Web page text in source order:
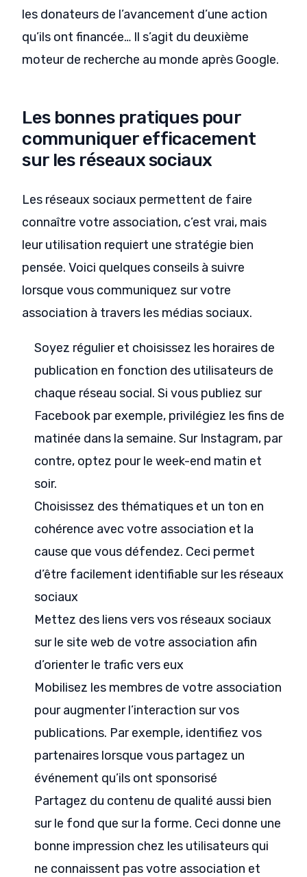
les donateurs de l’avancement d’une action
qu’ils ont financée… Il s’agit du deuxième
moteur de recherche au monde après Google.
Les bonnes pratiques pour
communiquer efficacement
sur les réseaux sociaux
Les réseaux sociaux permettent de faire
connaître votre association, c’est vrai, mais
leur utilisation requiert une stratégie bien
pensée. Voici quelques conseils à suivre
lorsque vous communiquez sur votre
association à travers les médias sociaux.
Soyez régulier et choisissez les horaires de
publication en fonction des utilisateurs de
chaque réseau social. Si vous publiez sur
Facebook par exemple, privilégiez les fins de
matinée dans la semaine. Sur Instagram, par
contre, optez pour le week-end matin et
soir.
Choisissez des thématiques et un ton en
cohérence avec votre association et la
cause que vous défendez. Ceci permet
d’être facilement identifiable sur les réseaux
sociaux
Mettez des liens vers vos réseaux sociaux
sur le site web de votre association afin
d’orienter le trafic vers eux
Mobilisez les membres de votre association
pour augmenter l’interaction sur vos
publications. Par exemple, identifiez vos
partenaires lorsque vous partagez un
événement qu’ils ont sponsorisé
Partagez du contenu de qualité aussi bien
sur le fond que sur la forme. Ceci donne une
bonne impression chez les utilisateurs qui
ne connaissent pas votre association et